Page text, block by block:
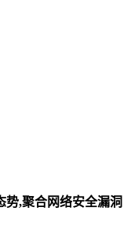
势,聚合网络安全漏洞